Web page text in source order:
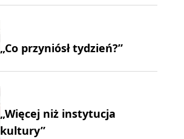
„Co przyniósł tydzień?”
„Więcej niż instytucja
kultury”